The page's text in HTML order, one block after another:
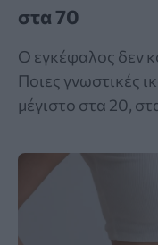
στα 70
Ο εγκέφαλος δεν
Ποιες γνωστικές
μέγιστο στα 20,